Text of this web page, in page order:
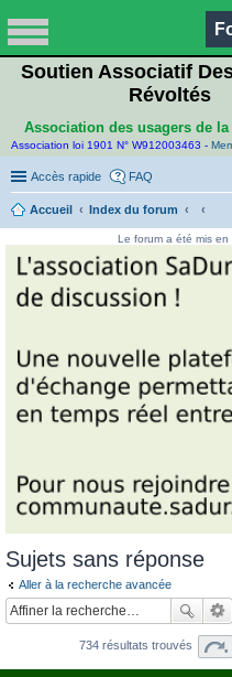
Soutien Associatif
Révoltés
Association des usagers de la
Association loi 1901 N° W912003463 -
Accès rapide FAQ
Accueil
Index du forum
Le forum a été mis en
Sujets sans réponse
Aller à la recherche avancée
734 résultats trouvés